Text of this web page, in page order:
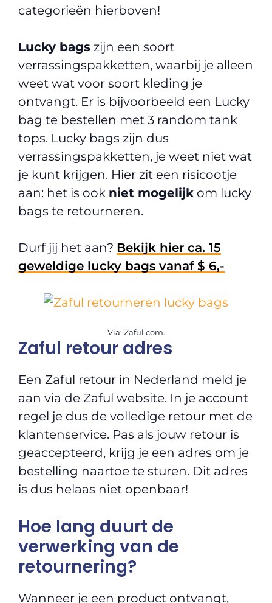
categorieën hierboven!
Lucky bags zijn een soort
verrassingspakketten, waarbij je alleen
weet wat voor soort kleding je
ontvangt. Er is bijvoorbeeld een Lucky
bag te bestellen met 3 random tank
tops. Lucky bags zijn dus
verrassingspakketten, je weet niet wat
je kunt krijgen. Hier zit een risicootje
aan: het is ook niet mogelijk om lucky
bags te retourneren.
Durf jij het aan? Bekijk hier ca. 15
geweldige lucky bags vanaf $ 6,-
Via: Zaful.com.
Zaful retour adres
Een Zaful retour in Nederland meld je
aan via de Zaful website. In je account
regel je dus de volledige retour met de
klantenservice. Pas als jouw retour is
geaccepteerd, krijg je een adres om je
bestelling naartoe te sturen. Dit adres
is dus helaas niet openbaar!
Hoe lang duurt de
verwerking van de
retournering?
Wanneer je een product ontvangt,